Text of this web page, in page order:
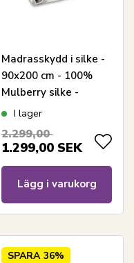
Madrasskydd i silke -
90x200 cm - 100%
Mulberry silke -
Nordic Comfort
I lager
2.299,00
1.299,00 SEK
Lägg i varukorg
SPARA 36%